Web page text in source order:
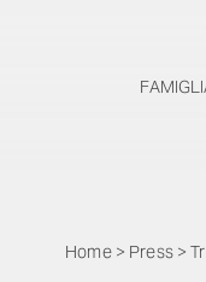
Home> Press>